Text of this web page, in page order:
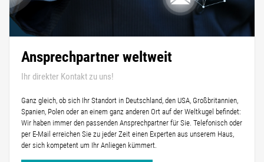
Ansprechpartner weltweit
Ihr direkter Kontakt zu uns!
Ganz gleich, ob sich Ihr Standort in Deutschland, den USA, Großbritannien,
Spanien, Polen oder an einem ganz anderen Ort auf der Weltkugel befindet:
Wir haben immer den passenden Ansprechpartner für Sie. Telefonisch oder
per E-Mail erreichen Sie zu jeder Zeit einen Experten aus unserem Haus,
der sich kompetent um Ihr Anliegen kümmert.